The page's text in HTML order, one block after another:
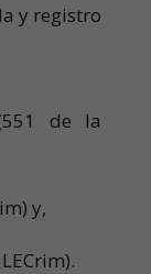
y registro
de la
y,